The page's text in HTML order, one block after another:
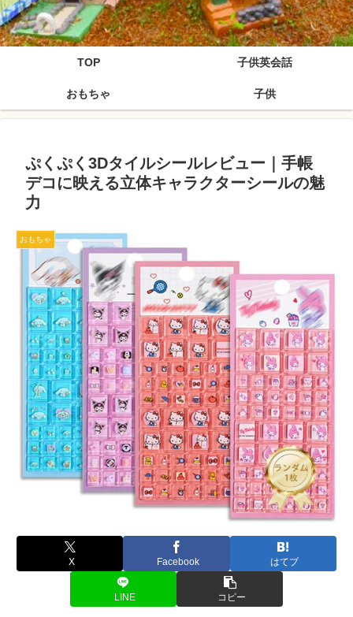
TOP 子供英会話
おもちゃ 子供
ぷくぷく3Dタイルシールレビュー｜手帳
デコに映える立体キャラクターシールの魅
力
おもちゃ
X Facebook はてブ
LINE コピー